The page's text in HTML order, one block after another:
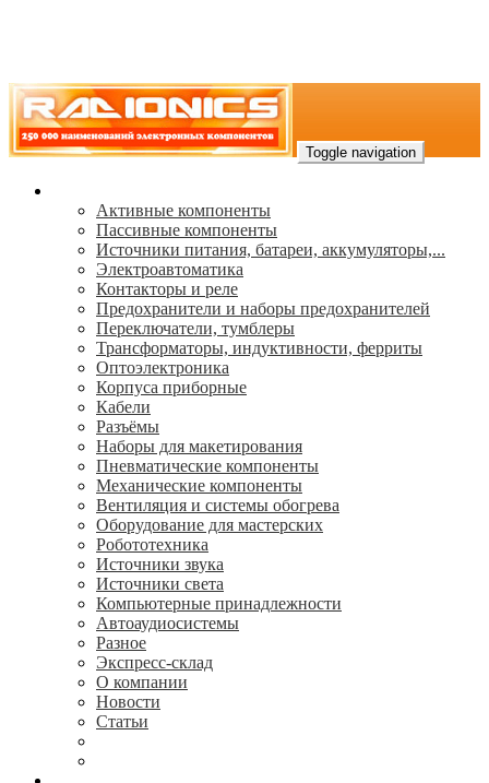
Toggle navigation
Активные компоненты
Пассивные компоненты
Источники питания, батареи, аккумуляторы,...
Электроавтоматика
Контакторы и реле
Предохранители и наборы предохранителей
Переключатели, тумблеры
Трансформаторы, индуктивности, ферриты
Oптоэлектроника
Корпуса приборные
Кабели
Разъёмы
Наборы для макетирования
Пневматические компоненты
Механические компоненты
Вентиляция и системы обогрева
Оборудование для мастерских
Робототехника
Источники звука
Источники света
Компьютерные принадлежности
Автоаудиосистемы
Разное
Экспресс-склад
О компании
Новости
Статьи